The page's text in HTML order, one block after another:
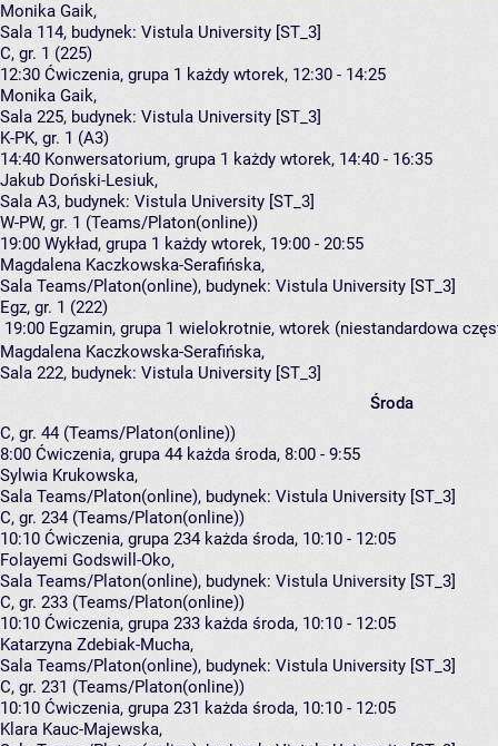
Monika Gaik,
Sala 114, budynek: Vistula University [ST_3]
C, gr. 1 (225)
12:30 Ćwiczenia, grupa 1 każdy wtorek, 12:30 - 14:25
Monika Gaik,
Sala 225, budynek: Vistula University [ST_3]
K-PK, gr. 1 (A3)
14:40 Konwersatorium, grupa 1 każdy wtorek, 14:40 - 16:35
Jakub Doński-Lesiuk,
Sala A3, budynek: Vistula University [ST_3]
W-PW, gr. 1 (Teams/Platon(online))
19:00 Wykład, grupa 1 każdy wtorek, 19:00 - 20:55
Magdalena Kaczkowska-Serafińska,
Sala Teams/Platon(online), budynek: Vistula University [ST_3]
Egz, gr. 1 (222)
19:00 Egzamin, grupa 1 wielokrotnie, wtorek (niestandardowa
Magdalena Kaczkowska-Serafińska,
Sala 222, budynek: Vistula University [ST_3]
Środa
C, gr. 44 (Teams/Platon(online))
8:00 Ćwiczenia, grupa 44 każda środa, 8:00 - 9:55
Sylwia Krukowska,
Sala Teams/Platon(online), budynek: Vistula University [ST_3]
C, gr. 234 (Teams/Platon(online))
10:10 Ćwiczenia, grupa 234 każda środa, 10:10 - 12:05
Folayemi Godswill-Oko,
Sala Teams/Platon(online), budynek: Vistula University [ST_3]
C, gr. 233 (Teams/Platon(online))
10:10 Ćwiczenia, grupa 233 każda środa, 10:10 - 12:05
Katarzyna Zdebiak-Mucha,
Sala Teams/Platon(online), budynek: Vistula University [ST_3]
C, gr. 231 (Teams/Platon(online))
10:10 Ćwiczenia, grupa 231 każda środa, 10:10 - 12:05
Klara Kauc-Majewska,